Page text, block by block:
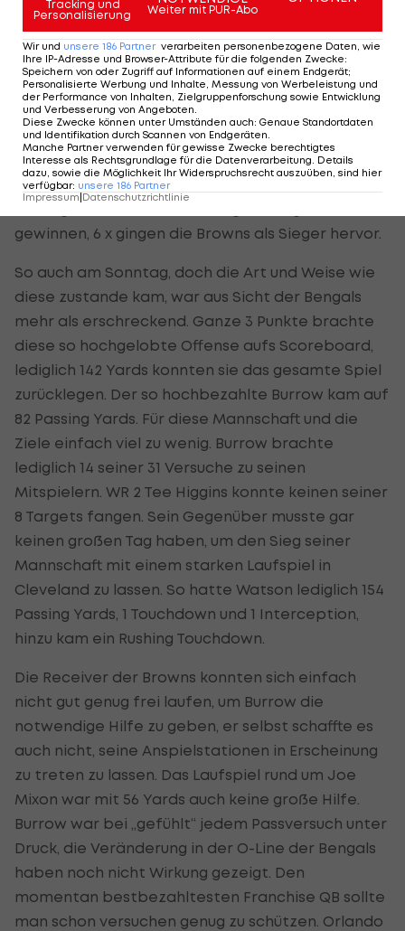
Dollar soll er die Bengals eigentlich in die Super
Bowl und dort bestenfalls zum Ring führen.
Man kann schon mal gegen die Cleveland Browns
im Battle of Ohio verlieren, aber so wie am
Sonntag darf man eigentlich nicht untergehen.
Klar die Browns sind so was wie der Angstgegner
der Bengals, von den nunmehr 7 Spielen seit
Anfang 2020 konnten die Bengals lediglich eines
gewinnen, 6 x gingen die Browns als Sieger hervor.
So auch am Sonntag, doch die Art und Weise wie
diese zustande kam, war aus Sicht der Bengals
mehr als erschreckend. Ganze 3 Punkte brachte
diese so hochgelobte Offense aufs Scoreboard,
lediglich 142 Yards konnten sie das gesamte Spiel
zurücklegen. Der so hochbezahlte Burrow kam auf
82 Passing Yards. Für diese Mannschaft und die
Ziele einfach viel zu wenig. Burrow brachte
lediglich 14 seiner 31 Versuche zu seinen
Mitspielern. WR 2 Tee Higgins konnte keinen seiner
8 Targets fangen. Sein Gegenüber musste gar
keinen großen Tag haben, um den Sieg seiner
Mannschaft mit einem starken Laufspiel in
Cleveland zu lassen. So hatte Watson lediglich 154
Passing Yards, 1 Touchdown und 1 Interception,
hinzu kam ein Rushing Touchdown.
Die Receiver der Browns konnten sich einfach
nicht gut genug frei laufen, um Burrow die
notwendige Hilfe zu geben, er selbst schaffte es
auch nicht, seine Anspielstationen in Erscheinung
zu treten zu lassen. Das Laufspiel rund um Joe
Mixon war mit 56 Yards auch keine große Hilfe.
Burrow war bei „gefühlt“ jedem Passversuch unter
Druck, die Veränderung in der O-Line der Bengals
haben noch nicht Wirkung gezeigt. Den
momentan bestbezahltesten Franchise QB sollte
man schon versuchen genug zu schützen. Orlando
Tracking und
Personalisierung
Weiter mit PUR-Abo
Wir und unsere 186 Partner verarbeiten personenbezogene Daten, wie
Ihre IP-Adresse und Browser-Attribute für die folgenden Zwecke:
Speichern von oder Zugriff auf Informationen auf einem Endgerät;
Personalisierte Werbung und Inhalte, Messung von Werbeleistung und
der Performance von Inhalten, Zielgruppenforschung sowie Entwicklung
und Verbesserung von Angeboten.
Diese Zwecke können unter Umständen auch: Genaue Standortdaten
und Identifikation durch Scannen von Endgeräten.
Manche Partner verwenden für gewisse Zwecke berechtigtes
Interesse als Rechtsgrundlage für die Datenverarbeitung. Details
dazu, sowie die Möglichkeit Ihr Widerspruchsrecht auszuüben, sind hier
verfügbar: unsere 186 Partner
Impressum Datenschutzrichtlinie